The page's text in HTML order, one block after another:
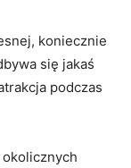
koniecznie
się jakaś
podczas